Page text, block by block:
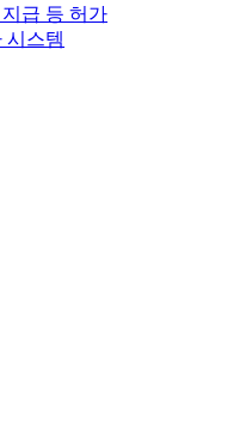
급 등 허가
시스템